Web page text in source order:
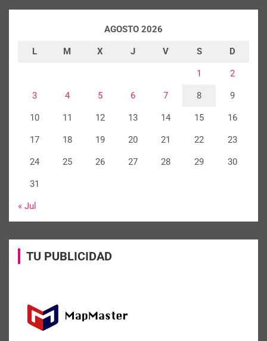
AGOSTO 2026
L M X J V S D
1 2
3 4 5 6 7 8 9
10 11 12 13 14 15 16
17 18 19 20 21 22 23
24 25 26 27 28 29 30
31
« Jul
TU PUBLICIDAD